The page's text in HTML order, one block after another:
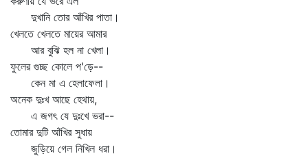
দুখানি তোর আঁখির পাতা।
খেলতে খেলতে মায়ের আমার
আর বুঝি হল না খেলা।
ফুলের গুচ্ছ কোলে প'ড়ে--
কেন মা এ হেলাফেলা।
অনেক দুঃখ আছে হেথায়,
এ জগৎ যে দুঃখে ভরা--
তোমার দুটি আঁখির সুধায়
জুড়িয়ে গেল নিখিল ধরা।